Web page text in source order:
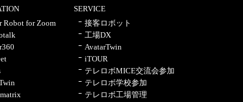
Robot for Zoom
SERVICE
接客ロボット
工場DX
AvatarTwin
iTOUR
テレロボMICE交流会参加
テレロボ学校参加
テレロボ工場管理